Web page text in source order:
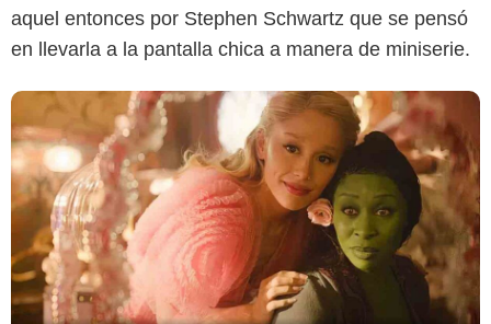
aquel entonces por Stephen Schwartz que se pensó
en llevarla a la pantalla chica a manera de miniserie.